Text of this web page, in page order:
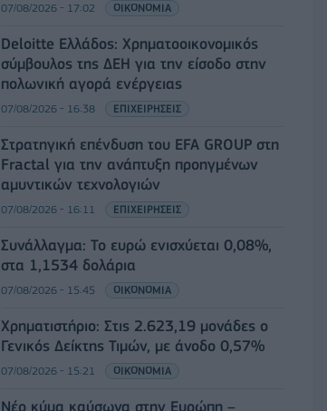
07/08/2026 - 17:02 ΟΙΚΟΝΟΜΙΑ
Deloitte Ελλάδος: Χρηματοοικονομικός
σύμβουλος της ΔΕΗ για την είσοδο στην
πολωνική αγορά ενέργειας
07/08/2026 - 16:38 ΕΠΙΧΕΙΡΗΣΕΙΣ
Στρατηγική επένδυση του EFA GROUP στη
Fractal για την ανάπτυξη προηγμένων
αμυντικών τεχνολογιών
07/08/2026 - 16:11 ΕΠΙΧΕΙΡΗΣΕΙΣ
Συνάλλαγμα: Το ευρώ ενισχύεται 0,08%,
στα 1,1534 δολάρια
07/08/2026 - 15:45 ΟΙΚΟΝΟΜΙΑ
Χρηματιστήριο: Στις 2.623,19 μονάδες ο
Γενικός Δείκτης Τιμών, με άνοδο 0,57%
07/08/2026 - 15:21 ΟΙΚΟΝΟΜΙΑ
Νέο κύμα καύσωνα στην Ευρώπη –